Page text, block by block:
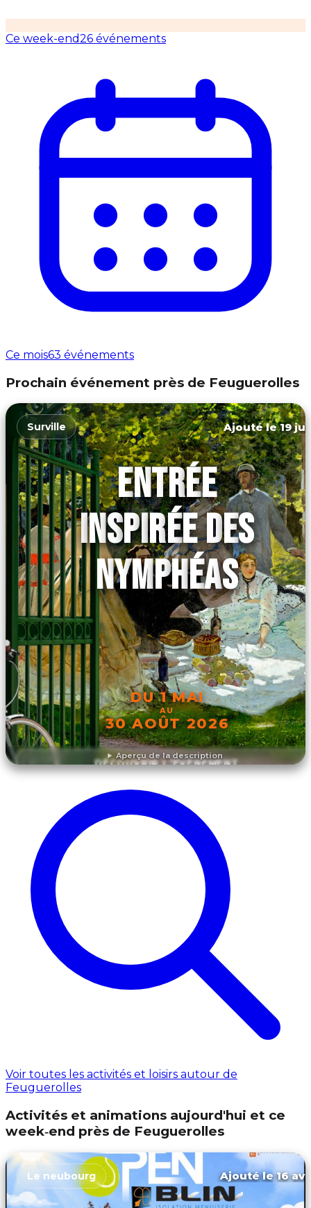
Ce week-end26 événements
Ce mois63 événements
Prochain événement près de Feuguerolles
Aperçu de la description
Surville Ajouté le 19
ENTRÉE
INSPIRÉE DES
NYMPHÉAS
DU 1 MAI
AU
30 AOÛT 2026
DÉCOUVRIR L'ÉVÉNEMENT
Voir toutes les activités et loisirs autour de
Feuguerolles
Activités et animations aujourd'hui et ce
week‑end près de Feuguerolles
Le neubourg Ajouté le 16